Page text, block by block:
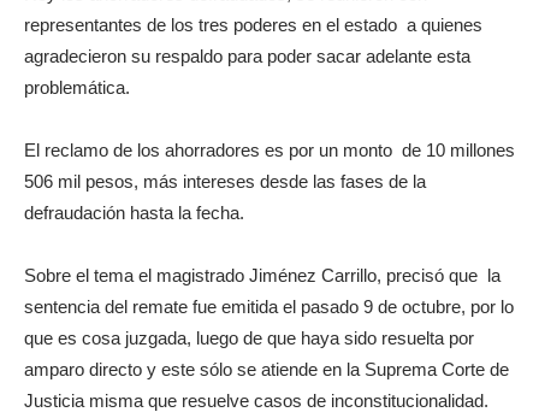
representantes de los tres poderes en el estado a quienes
agradecieron su respaldo para poder sacar adelante esta
problemática.
El reclamo de los ahorradores es por un monto de 10 millones
506 mil pesos, más intereses desde las fases de la
defraudación hasta la fecha.
Sobre el tema el magistrado Jiménez Carrillo, precisó que la
sentencia del remate fue emitida el pasado 9 de octubre, por lo
que es cosa juzgada, luego de que haya sido resuelta por
amparo directo y este sólo se atiende en la Suprema Corte de
Justicia misma que resuelve casos de inconstitucionalidad.